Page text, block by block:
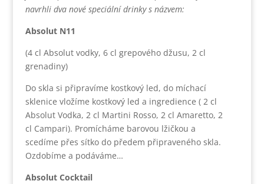
navrhli dva nové speciální drinky s názvem:
Absolut N11
(4 cl Absolut vodky, 6 cl grepového džusu, 2 cl
grenadiny)
Do skla si připravíme kostkový led, do míchací
sklenice vložíme kostkový led a ingredience ( 2 cl
Absolut Vodka, 2 cl Martini Rosso, 2 cl Amaretto, 2
cl Campari). Promícháme barovou lžičkou a
scedíme přes sítko do předem připraveného skla.
Ozdobíme a podáváme…
Absolut Cocktail